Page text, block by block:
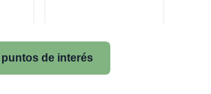
de interés